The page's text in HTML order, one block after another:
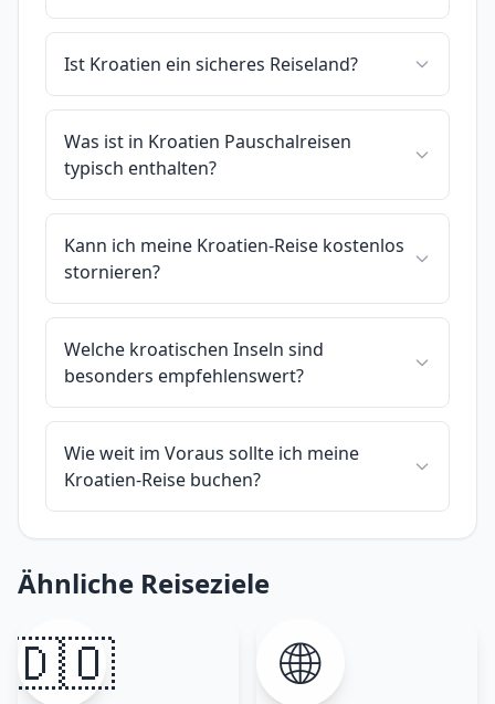
Ist Kroatien ein sicheres Reiseland?
Was ist in Kroatien Pauschalreisen
typisch enthalten?
Kann ich meine Kroatien-Reise kostenlos
stornieren?
Welche kroatischen Inseln sind
besonders empfehlenswert?
Wie weit im Voraus sollte ich meine
Kroatien-Reise buchen?
Ähnliche Reiseziele
🇩🇴 🌐